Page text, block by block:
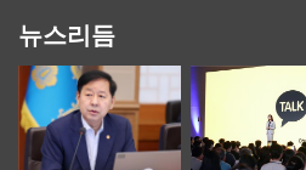
뉴스리듬